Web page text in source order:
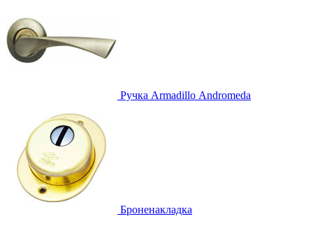
Ручка Armadillo Аndromeda
Броненакладка